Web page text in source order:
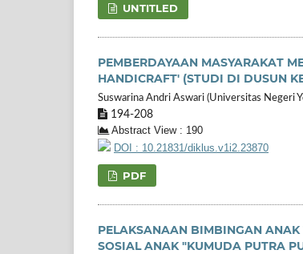
UNTITLED
PEMBERDAYAAN MASYARAKAT
HANDICRAFT' (STUDI DI DUSUN
Suswarina Andri Aswari (Universitas Negeri
194-208
Abstract View : 190
DOI : 10.21831/diklus.v1i2.23870
PDF
PELAKSANAAN BIMBINGAN ANAK
SOSIAL ANAK "KUMUDA PUTRA